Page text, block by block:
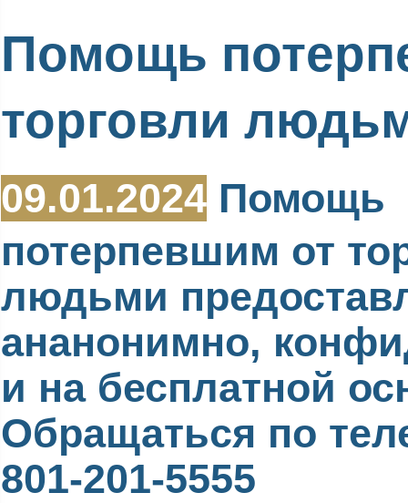
Помощь
торговли
09.01.2024 Помощь
потерпевшим от
людьми
ананонимно,
и на бесплатной
Обращаться по
801-201-5555